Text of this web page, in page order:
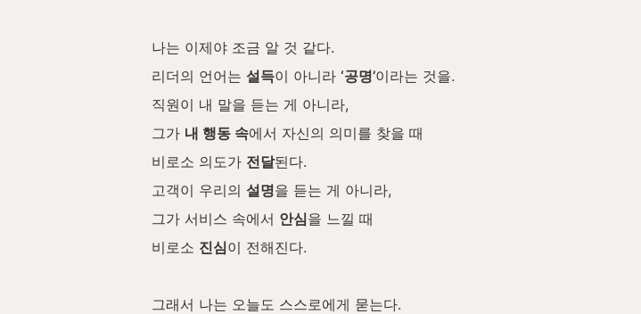
나는 이제야 조금 알 것 같다.
리더의 언어는 설득이 아니라 ‘공명’이라는 것을.
직원이 내 말을 듣는 게 아니라,
그가 내 행동 속에서 자신의 의미를 찾을 때
비로소 의도가 전달된다.
고객이 우리의 설명을 듣는 게 아니라,
그가 서비스 속에서 안심을 느낄 때
비로소 진심이 전해진다.
그래서 나는 오늘도 스스로에게 묻는다.